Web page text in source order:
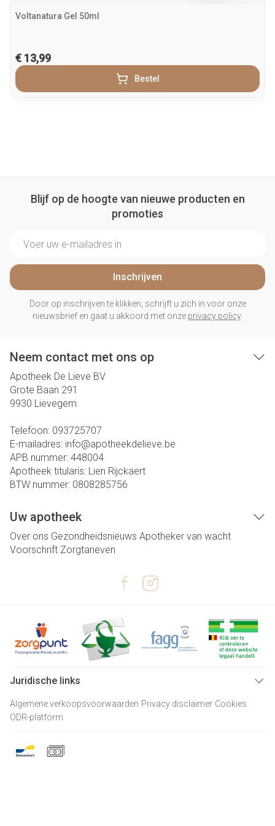
Voltanatura Gel 50ml
€ 13,99
Bestel
Blijf op de hoogte van nieuwe producten en
promoties
Inschrijven
Door op inschrijven te klikken, schrijft u zich in voor onze
nieuwsbrief en gaat u akkoord met onze privacy policy.
Neem contact met ons op
Apotheek De Lieve BV
Grote Baan 291
9930 Lievegem
Telefoon: 093725707
E-mailadres: info@apotheekdelieve.be
APB nummer: 448004
Apotheek titularis: Lien Rijckaert
BTW nummer: 0808285756
Uw apotheek
Over ons Gezondheidsnieuws Apotheker van wacht
Voorschrift Zorgtarieven
Juridische links
Algemene verkoopsvoorwaarden Privacy disclaimer Cookies
ODR-platform